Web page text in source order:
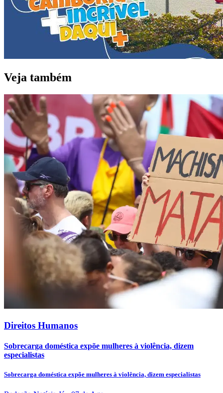
Veja também
Direitos Humanos
Sobrecarga doméstica expõe mulheres à violência, dizem
especialistas
Sobrecarga doméstica expõe mulheres à violência, dizem especialistas